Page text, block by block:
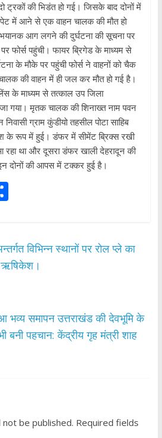
ट्रकों की भिडंत हो गई। जिसके बाद दोनों में
में आने से एक वाहन चालक की मौत हो
आग लगने की दुर्घटना की सूचना पर
फोर्स पहुंची। फायर ब्रिगेड के माध्यम से
के मौके पर पहुंची फोर्स ने वाहनों को चैक
की वाहन में ही जल कर मौत हो गई है।
के माध्यम से तत्काल उप जिला
गया। मृतक चालक की शिनाख्त नाम पवन
ग्राम कुंडीयो तहसील पोटा साहिब
के रूप में हुई। डंफर में सीमेंट ब्रिक्स रखी
था और दूसरा डंफर खाली देहरादून की
दोनों की आपस में टक्कर हुई है।
S
e विभिन्न स्थानों पर रोल प्ले का
ऋषिकेश।
भव्य समापन उत्तराखंड की देवभूमि के
बनी पहचान: केंद्रीय गृह मंत्री शाह
be published. Required fields